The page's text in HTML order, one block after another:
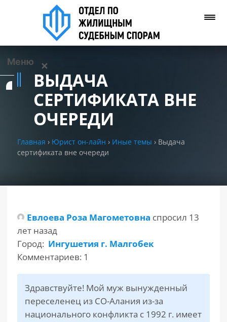
Меню ✕
Контакты
(WhatsApp)
Позвонить нам
РАЗДЕЛЫ
САЙТА
ВЫДАЧА
СЕРТИФИКАТА ВНЕ
ОЧЕРЕДИ
Главная › Юрист он-лайн › Иные темы › Выдача
сертификата вне очереди
Евлоева Роза Магометовна спросил 13
лет назад
Город: Ингушетия г. Малгобек
Комментариев: 1
Здравствуйте! Мой муж вынужденный
переселенец из СО-Алания из-за
национального конфликта с 1992 г. имеет